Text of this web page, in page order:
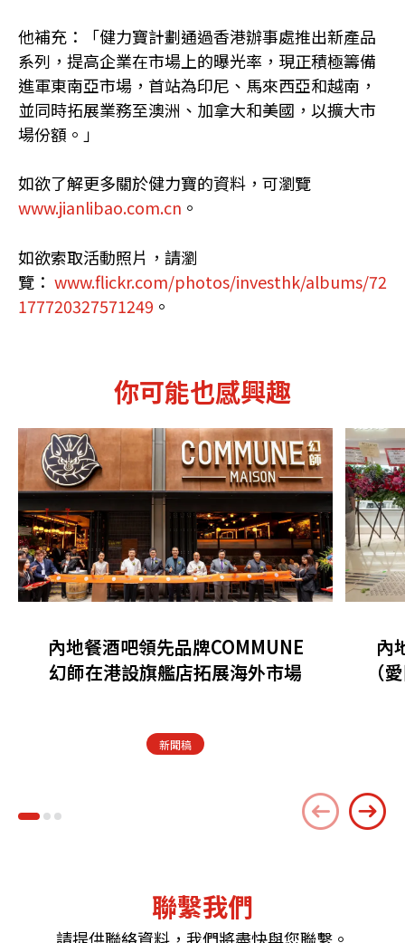
他補充：「健力寶計劃通過香港辦事處推出新產品
系列，提高企業在市場上的曝光率，現正積極籌備
進軍東南亞市場，首站為印尼、馬來西亞和越南，
並同時拓展業務至澳洲、加拿大和美國，以擴大市
場份額。」
如欲了解更多關於健力寶的資料，可瀏覽
www.jianlibao.com.cn 。
如欲索取活動照片，請瀏
覽： www.flickr.com/photos/investhk/albums/72
177720327571249 。
你可能也感興趣
內地餐酒吧領先品牌COMMUNE
幻師在港設旗艦店拓展海外市場
新聞稿
內
（
聯繫我們